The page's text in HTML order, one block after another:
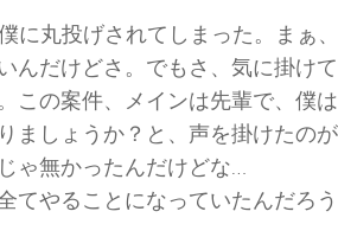
に丸投げされてしまった。まぁ
んだけどさ。でもさ、気に掛け
この案件、メインは先輩で、僕
ましょうか？と、声を掛けたの
ゃ無かったんだけどな…
てやることになっていたんだろ